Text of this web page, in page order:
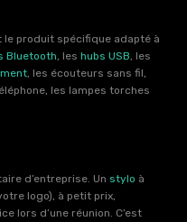
produit spécifique adapté à
Bluetooth , les hubs USB , les
, les écouteurs sans fil,
les lampes torches
d’entreprise. Un stylo à
logo), à petit prix,
lors d’une réunion. C’est